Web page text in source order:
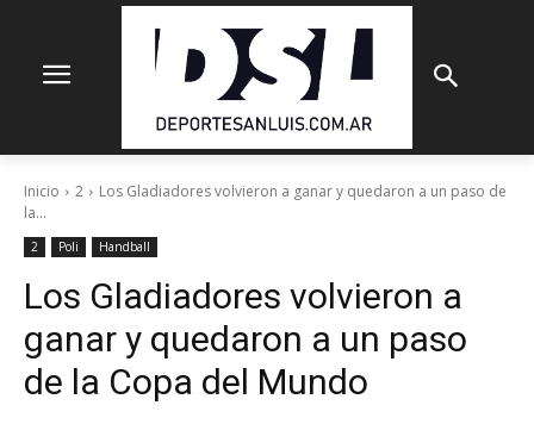
Inicio 2
Los Gladiadores volvieron a ganar y quedaron a un paso de
la...
2 Poli Handball
Los Gladiadores volvieron a
ganar y quedaron a un paso
de la Copa del Mundo